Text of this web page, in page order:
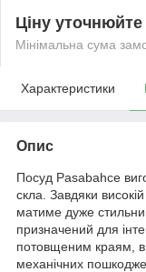
Ціну уточнюйте
Мінімальна сума
Характеристики
Опис
Посуд Pasabahce
скла. Завдяки
матиме дуже
призначений для
потовщеним краям,
механічних